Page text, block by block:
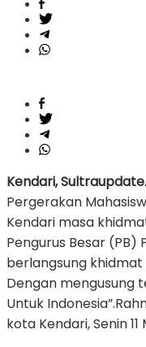
Kendari,
Pergerakan
Kendari masa
Pengurus Besar (PB)
berlangsung khidmat
Dengan mengusung
Untuk
kota Kendari, Senin 11